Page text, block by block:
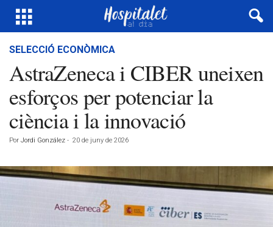
SELECCIÓ ECONÒMICA
AstraZeneca i CIBER uneixen
esforços per potenciar la
ciència i la innovació
Por Jordi González - 20 de juny de 2026